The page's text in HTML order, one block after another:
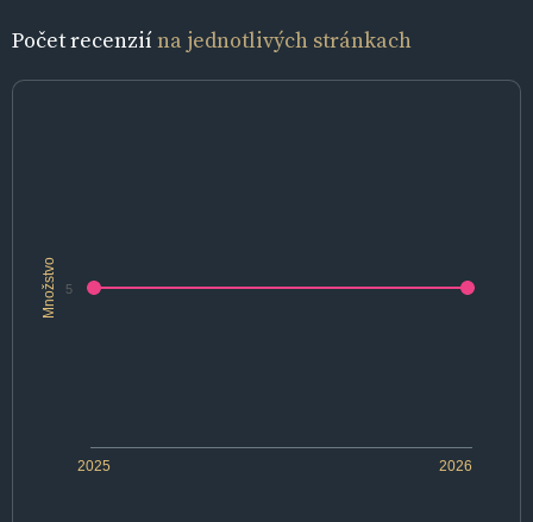
Počet recenziína jednotlivých stránkach
Množstvo
2025 2026
5